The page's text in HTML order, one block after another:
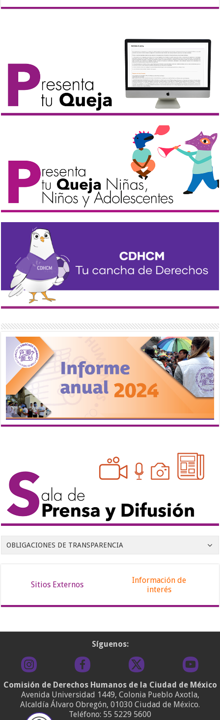
OBLIGACIONES DE TRANSPARENCIA
Sitios Externos
Información de
interés
Síguenos:
Comisión de Derechos Humanos de la Ciudad de México
Avenida Universidad 1449, Colonia Pueblo Axotla,
Alcaldía Álvaro Obregón, 01030 Ciudad de México.
Teléfono: 55 5229 5600